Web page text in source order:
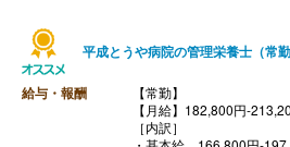
平成とうや病院の管理栄養士（常
給与・報酬
【常勤】
【月給】182,800円-
［内訳］